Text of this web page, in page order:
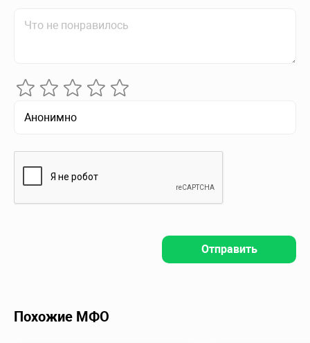
Отправить
Похожие МФО